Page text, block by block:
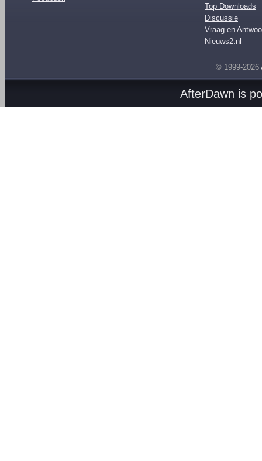
Top Downloads
Discussie
Vraag en
Nieuws2.nl
© 1999-2026
AfterDawn is